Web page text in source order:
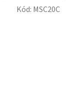
Kód: MSC20C